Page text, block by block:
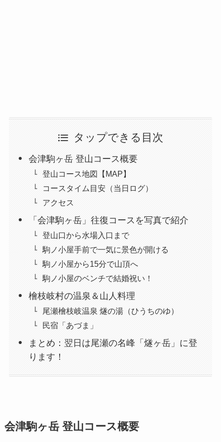
タップできる目次
会津駒ヶ岳 登山コース概要
登山コース地図【MAP】
コースタイム目安（当日ログ）
アクセス
「会津駒ヶ岳」往復コースを写真で紹介
登山口から水場入口まで
駒ノ小屋手前で一気に景色が開ける
駒ノ小屋から15分で山頂へ
駒ノ小屋のベンチで結婚祝い！
檜枝岐村の温泉＆山人料理
尾瀬檜枝岐温泉 燧の湯（ひうちのゆ）
民宿「あづま」
まとめ：翌日は尾瀬の名峰「燧ヶ岳」に登
ります！
会津駒ヶ岳 登山コース概要